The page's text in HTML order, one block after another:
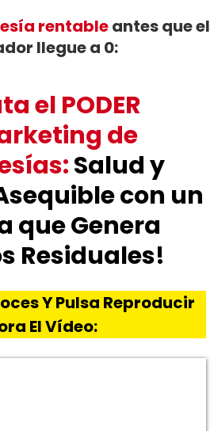
rentableantes que el
llegue a 0:
el PODER
de
Salud y
con un
que Genera
Residuales!
Y Pulsa Reproducir
El Vídeo: